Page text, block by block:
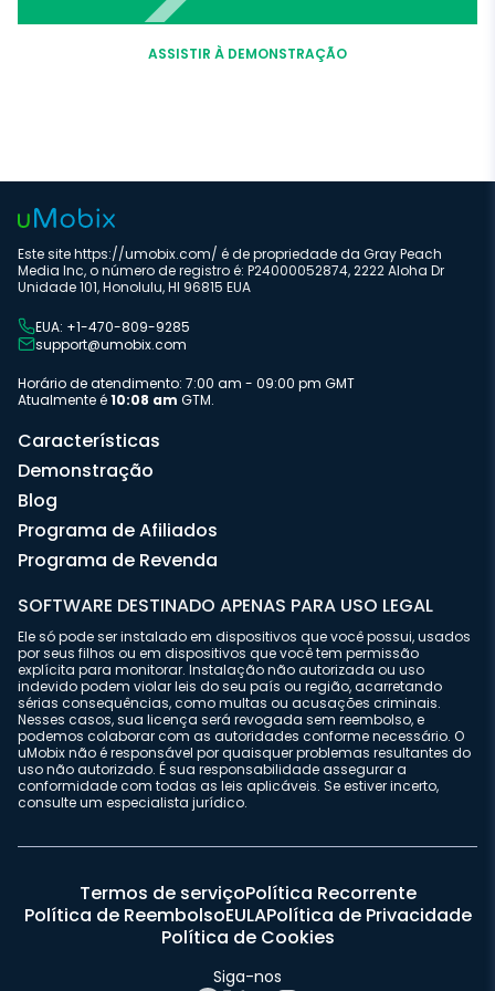
ASSISTIR À DEMONSTRAÇÃO
Este site https://umobix.com/ é de propriedade da Gray Peach
Media Inc, o número de registro é: P24000052874, 2222 Aloha Dr
Unidade 101, Honolulu, HI 96815 EUA
EUA: +1-470-809-9285
support@umobix.com
Horário de atendimento: 7:00 am - 09:00 pm GMT
Atualmente é10:08 am GTM.
Características
Demonstração
Blog
Programa de Afiliados
Programa de Revenda
SOFTWARE DESTINADO APENAS PARA USO LEGAL
Ele só pode ser instalado em dispositivos que você possui, usados
por seus filhos ou em dispositivos que você tem permissão
explícita para monitorar. Instalação não autorizada ou uso
indevido podem violar leis do seu país ou região, acarretando
sérias consequências, como multas ou acusações criminais.
Nesses casos, sua licença será revogada sem reembolso, e
podemos colaborar com as autoridades conforme necessário. O
uMobix não é responsável por quaisquer problemas resultantes do
uso não autorizado. É sua responsabilidade assegurar a
conformidade com todas as leis aplicáveis. Se estiver incerto,
consulte um especialista jurídico.
Termos de serviçoPolítica Recorrente
Política de ReembolsoEULAPolítica de Privacidade
Política de Cookies
Siga-nos